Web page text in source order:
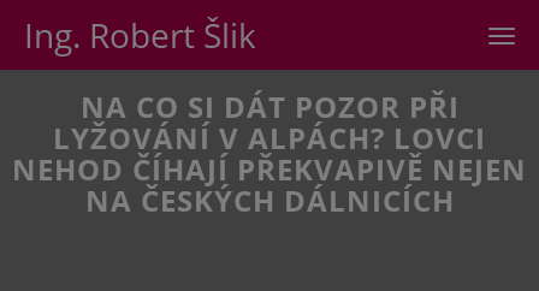
Ing. Robert Šlik
NA CO SI DÁT POZOR PŘI
LYŽOVÁNÍ V ALPÁCH? LOVCI
NEHOD ČÍHAJÍ PŘEKVAPIVĚ NEJEN
NA ČESKÝCH DÁLNICÍCH